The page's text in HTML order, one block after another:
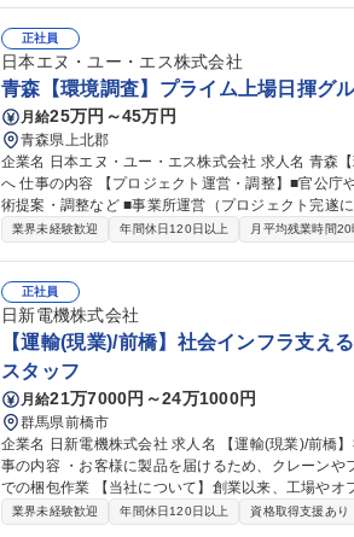
活用し身に着けます。将来的には同部門のリーダーとし
【海外営業/京都】★住友電工G/電力インフラを支え
正社員
日本エヌ・ユー・エス株式会社
青森【環境調査】プライム上場日揮グ
月給25万円～45万円
青森県上北郡
企業名 日本エヌ・ユー・エス株式会社 求人名 青森【環境調査】プライム上場日揮グループ/未経験からコンサル
へ 仕事の内容 【プロジェクト運営・調整】■官公庁や国立研究開発法人、地域の主要エネルギー事業体等への技
術提案・調整など ■事業所運営（プロジェクト完遂に向け
資機材・車両の運用管理、および関係各所への入域
生活圏におけるパラメータ調査、放射性物質の移行経路評価など） 募集職種 青森【環境
グループ/未経験からコンサルへ
業界未経験歓迎 年間休日120日以上 月平均残業時間20
正社員
日新電機株式会社
【運輸(現業)/前橋】社会インフラ支え
スタッフ
月給21万7000円～24万1000円
群馬県前橋市
企業名 日新電機株式会社 求人名 【運輸(現業)/前橋】社会インフラ支える老舗メーカー/年休129日/住友電工G 仕
事の内容 ・お客様に製品を届けるため、クレーンやフォークリフトに
での梱包作業 【当社について】創業以来、工場やオフィスビル、水処理、道路・鉄道等の生活に必要なインフラ
を支えてきました。重電8社の一角を担う存在とし
業界未経験歓迎 年間休日120日以上 資格取得支援あり